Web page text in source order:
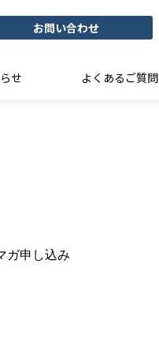
お問い合わせ
せ よくあるご質問
ガ申し込み